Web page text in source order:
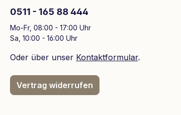
0511 - 165 88 444
Mo-Fr, 08:00 - 17:00 Uhr
Sa, 10:00 - 16:00 Uhr
Oder über unser Kontaktformular.
Vertrag widerrufen